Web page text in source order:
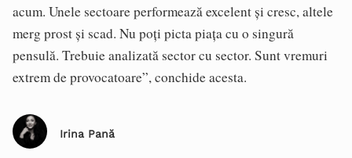
acum. Unele sectoare performează excelent și cresc, altele
merg prost și scad. Nu poți picta piața cu o singură
pensulă. Trebuie analizată sector cu sector. Sunt vremuri
extrem de provocatoare”, conchide acesta.
Irina Pană